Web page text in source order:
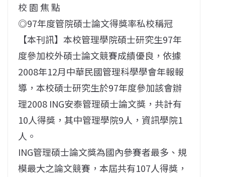
校 園 焦 點
◎97年度管院碩士論文得獎率私校稱冠
【本刊訊】本校管理學院碩士研究生97年
度參加校外碩士論文競賽成績優良，依據
2008年12月中華民國管理科學學會年報報
導，本校碩士研究生於97年度參加該會辦
理2008 ING安泰管理碩士論文獎，共計有
10人得獎，其中管理學院9人，資訊學院1
人。
ING管理碩士論文獎為國內參賽者最多、規
模最大之論文競賽，本屆共有107人得獎，